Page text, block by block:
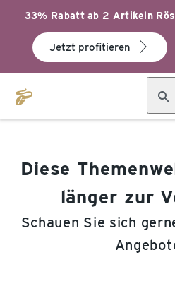
33% Rabatt ab 2 Artikeln
Jetzt profitieren
Diese
länger zur
Schauen Sie sich